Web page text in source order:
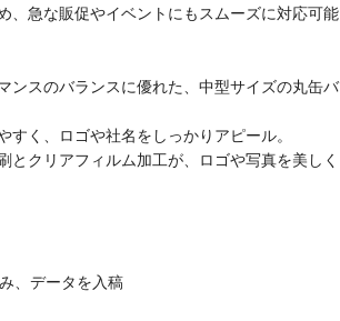
、急な販促やイベントにもスムーズに対応可能
ンスのバランスに優れた、中型サイズの丸缶バ
すく、ロゴや社名をしっかりアピール。
とクリアフィルム加工が、ロゴや写真を美しく
、データを入稿